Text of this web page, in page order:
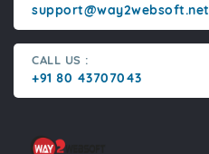
support@way2websoft.net
CALL US :
+91 80 43707043